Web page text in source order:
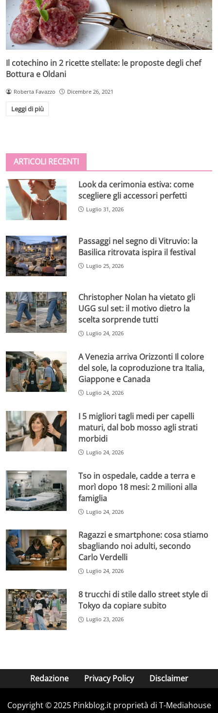
Il cotechino in 2 ricette stellate: le proposte degli chef
Bottura e Oldani
Roberta Favazzo Dicembre 26, 2021
Leggi di più
ARTICOLI RECENTI
Look da cerimonia estiva: come
scegliere gli accessori perfetti
Luglio 31, 2026
Passaggi nel segno di Vitruvio: la
Basilica ritrovata ispira il festival
Luglio 25, 2026
Christopher Nolan ha vietato gli
UGG sul set: il motivo dietro la
scelta sorprende tutti
Luglio 24, 2026
A Venezia arriva Orizzonti Il colore
del sole, la coproduzione tra Italia,
Giappone e Canada
Luglio 24, 2026
I 5 migliori tagli medi per capelli
maturi, dal bob mosso agli strati
morbidi
Luglio 24, 2026
Tso in ospedale, cadde a terra e
morì dopo 18 mesi: 2 milioni alla
famiglia
Luglio 24, 2026
Ragazzi e smartphone: cosa stiamo
sbagliando noi adulti, secondo
Carlo Verdelli
Luglio 24, 2026
8 trucchi di stile dallo street style di
Tokyo da copiare subito
Luglio 23, 2026
Redazione Privacy Policy Disclaimer
Copyright © 2025 Pinkblog.it proprietà di T-Mediahouse